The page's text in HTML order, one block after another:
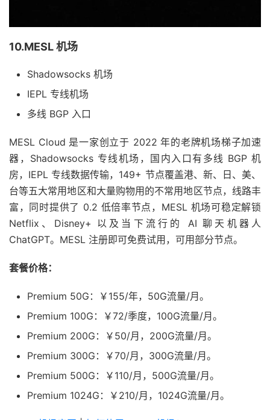
10.MESL 机场
Shadowsocks 机场
IEPL 专线机场
多线 BGP 入口
MESL Cloud 是一家创立于 2022 年的老牌机场梯子加速
器，Shadowsocks 专线机场，国内入口有多线 BGP 机
房，IEPL 专线数据传输，149+ 节点覆盖港、新、日、美、
台等五大常用地区和大量购物用的不常用地区节点，线路丰
富，同时提供了 0.2 低倍率节点，MESL 机场可稳定解锁
Netflix、Disney+ 以及当下流行的 AI 聊天机器人
ChatGPT。MESL 注册即可免费试用，可用部分节点。
套餐价格：
Premium 50G：￥155/年，50G流量/月。
Premium 100G：￥72/季度，100G流量/月。
Premium 200G：￥50/月，200G流量/月。
Premium 300G：￥70/月，300G流量/月。
Premium 500G：￥110/月，500G流量/月。
Premium 1024G：￥210/月，1024G流量/月。